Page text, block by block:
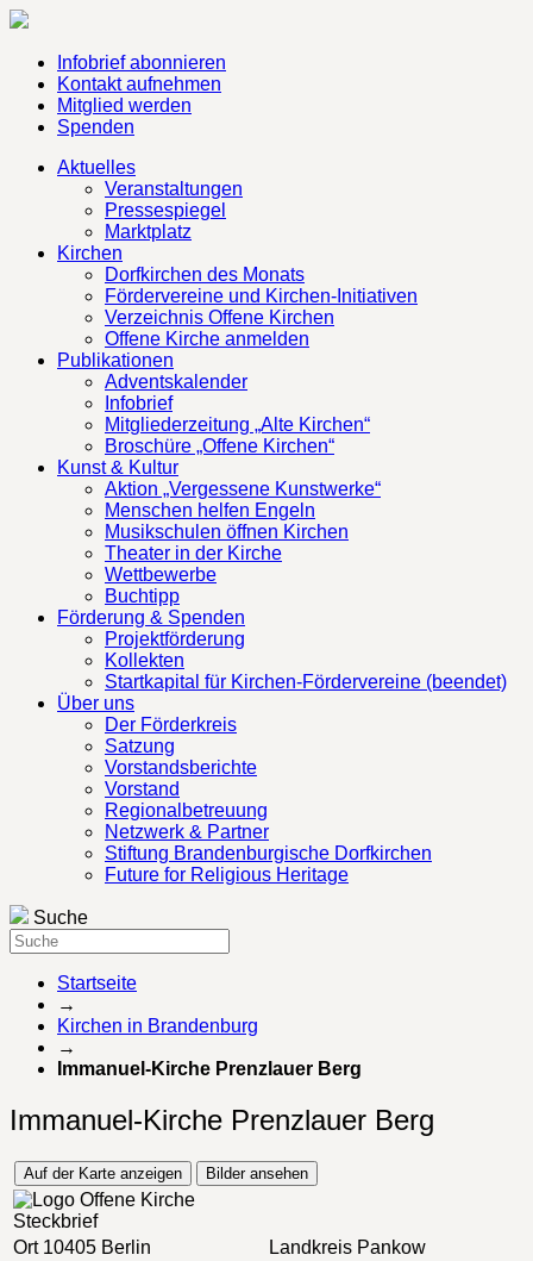
Infobrief abonnieren
Kontakt aufnehmen
Mitglied werden
Spenden
Aktuelles
Veranstaltungen
Pressespiegel
Marktplatz
Kirchen
Dorfkirchen des Monats
Fördervereine und Kirchen-Initiativen
Verzeichnis Offene Kirchen
Offene Kirche anmelden
Publikationen
Adventskalender
Infobrief
Mitgliederzeitung „Alte Kirchen“
Broschüre „Offene Kirchen“
Kunst & Kultur
Aktion „Vergessene Kunstwerke“
Menschen helfen Engeln
Musikschulen öffnen Kirchen
Theater in der Kirche
Wettbewerbe
Buchtipp
Förderung & Spenden
Projektförderung
Kollekten
Startkapital für Kirchen-Fördervereine (beendet)
Über uns
Der Förderkreis
Satzung
Vorstandsberichte
Vorstand
Regionalbetreuung
Netzwerk & Partner
Stiftung Brandenburgische Dorfkirchen
Future for Religious Heritage
Suche
Startseite
→
Kirchen in Brandenburg
→
Immanuel-Kirche Prenzlauer Berg
Immanuel-Kirche Prenzlauer Berg
Auf der Karte anzeigen Bilder ansehen
Steckbrief
Ort10405 Berlin Landkreis Pankow